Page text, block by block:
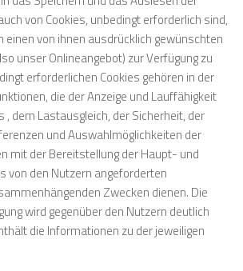
von Cookies, unbedingt erforderlich sind,
einen von ihnen ausdrücklich gewünschten
unser Onlineangebot) zur Verfügung zu
erforderlichen Cookies gehören in der
die der Anzeige und Lauffähigkeit
, dem Lastausgleich, der Sicherheit, der
und Auswahlmöglichkeiten der
mit der Bereitstellung der Haupt- und
von den Nutzern angeforderten
Zwecken dienen. Die
wird gegenüber den Nutzern deutlich
die Informationen zu der jeweiligen